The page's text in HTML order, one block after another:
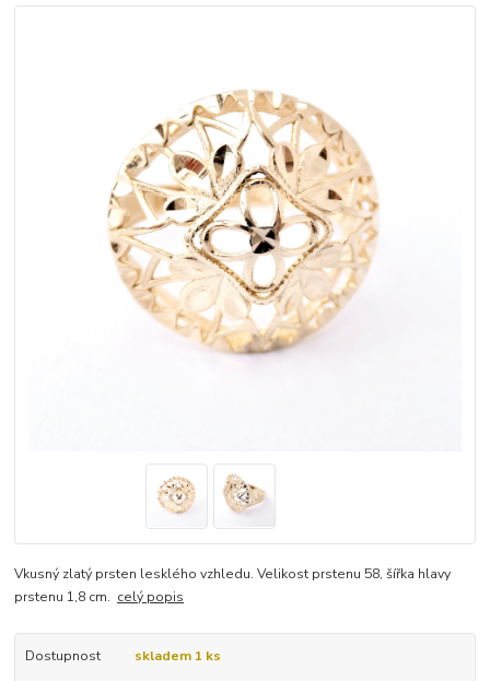
Vkusný zlatý prsten lesklého vzhledu. Velikost prstenu 58, šířka hlavy
prstenu 1,8 cm. celý popis
Dostupnost skladem 1 ks